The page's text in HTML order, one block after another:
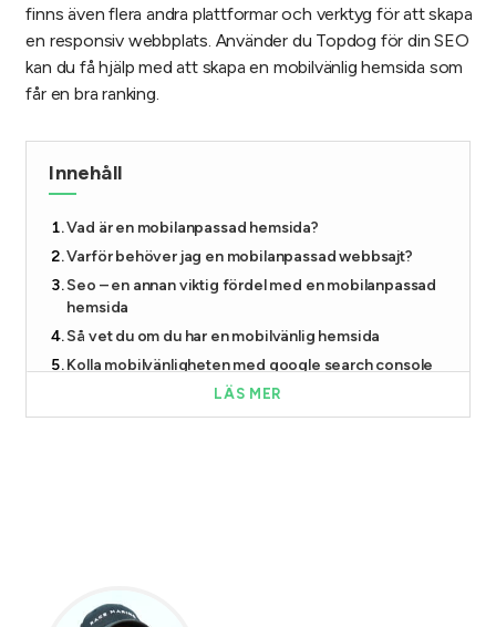
finns även flera andra plattformar och verktyg för att skapa
en responsiv webbplats. Använder du Topdog för din SEO
kan du få hjälp med att skapa en mobilvänlig hemsida som
får en bra ranking.
Innehåll
Vad är en mobilanpassad hemsida?
Varför behöver jag en mobilanpassad webbsajt?
Seo – en annan viktig fördel med en mobilanpassad
hemsida
Så vet du om du har en mobilvänlig hemsida
Kolla mobilvänligheten med google search console
Skapa en responsiv och mobilvänlig hemsida
Vad är responsiv design?
LÄS MER